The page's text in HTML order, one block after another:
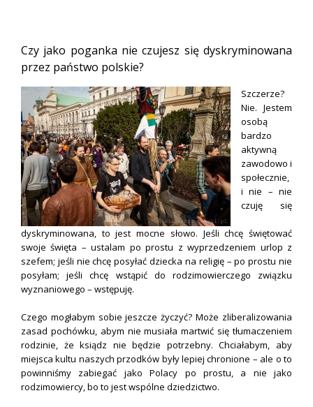
Czy jako poganka nie czujesz się dyskryminowana
przez państwo polskie?
Szczerze?
Nie. Jestem
osobą
bardzo
aktywną
zawodowo i
społecznie,
i nie – nie
czuję się
dyskryminowana, to jest mocne słowo. Jeśli chcę świętować
swoje święta – ustalam po prostu z wyprzedzeniem urlop z
szefem; jeśli nie chcę posyłać dziecka na religię – po prostu nie
posyłam; jeśli chcę wstąpić do rodzimowierczego związku
wyznaniowego – wstępuję.
Czego mogłabym sobie jeszcze życzyć? Może zliberalizowania
zasad pochówku, abym nie musiała martwić się tłumaczeniem
rodzinie, że ksiądz nie będzie potrzebny. Chciałabym, aby
miejsca kultu naszych przodków były lepiej chronione – ale o to
powinniśmy zabiegać jako Polacy po prostu, a nie jako
rodzimowiercy, bo to jest wspólne dziedzictwo.